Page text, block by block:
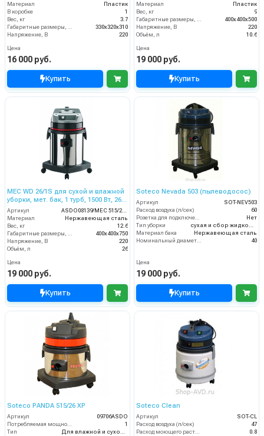
Материал
Пластик
В коробке
1
Вес, кг
3.7
330х320х310
Напряжение, В
220
Цена
16 000 руб.
Купить
Материал
Пластик
Вес, кг
9
400х400х500
Напряжение, В
220
Объём, л
10.6
Цена
19 000 руб.
Купить
MEC WD 26/1S для сухой и влажной
уборки, мет. бак, 1 турб, 1500 Вт, 26
л.полн. компл.
Артикул
Материал
Нержавеющая сталь
Вес, кг
12.6
400x400x750
Напряжение, В
220
Объём, л
26
Цена
19 000 руб.
Купить
Soteco Nevada 503 (пылеводосос)
Артикул
SOT-NEV503
Расход воздуха (л/сек)
60
Нет
Тип уборки
Материал бака
Нержавеющая сталь
40
Цена
19 000 руб.
Купить
Soteco PANDA 515/26 XP
Артикул
09706ASDO
Потребляемая мощность (кВт)
1
Тип
Для влажной и сухой уборки
Soteco Clean
Артикул
SOT-CL
Расход воздуха (л/сек)
47
Расход моющего раствора (л/мин)
0.8